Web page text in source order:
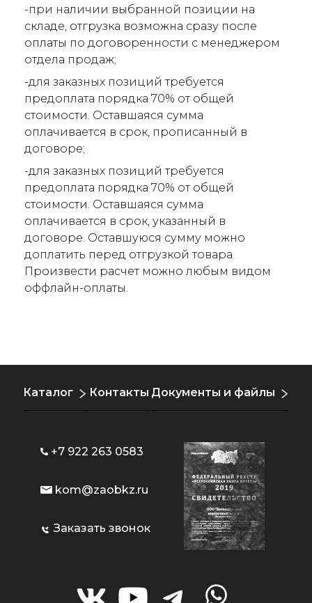
-при наличии выбранной позиции на
складе, отгрузка возможна сразу после
оплаты по договоренности с менеджером
отдела продаж;
-для заказных позиций требуется
предоплата порядка 70% от общей
стоимости. Оставшаяся сумма
оплачивается в срок, прописанный в
договоре;
-для заказных позиций требуется
предоплата порядка 70% от общей
стоимости. Оставшаяся сумма
оплачивается в срок, указанный в
договоре. Оставшуюся сумму можно
доплатить перед отгрузкой товара.
Произвести расчет можно любым видом
оффлайн-оплаты.
Каталог Контакты Документы и файлы
+7 922 263 0583
kom@zaobkz.ru
Заказать звонок